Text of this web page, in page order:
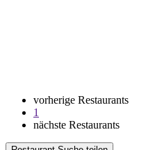
vorherige Restaurants
1
nächste Restaurants